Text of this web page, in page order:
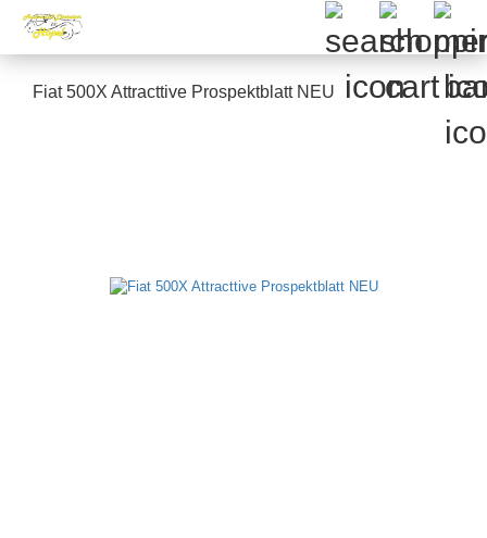
Fiat 500X Attracttive Prospektblatt NEU